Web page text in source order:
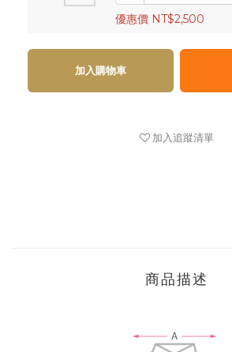
優惠價 NT$2,500
加入購物車
加入追蹤清單
商品描述